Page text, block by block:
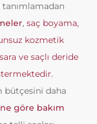
, saç boyama,
kozmetik
ve saçlı deride
bütçesini daha
göre bakım